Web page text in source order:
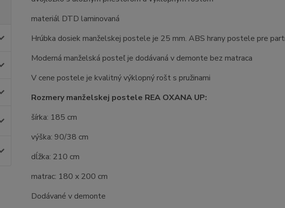
materiál DTD laminovaná
Hrúbka dosiek manželskej postele je 25 mm. ABS hrany postele pre
Moderná manželská posteľ je dodávaná v demonte bez matraca
V cene postele je kvalitný výklopný rošt s pružinami
Rozmery manželskej postele REA OXANA UP:
šírka: 185 cm
výška: 90/38 cm
dĺžka: 210 cm
matrac: 180 x 200 cm
Dodávané v demonte